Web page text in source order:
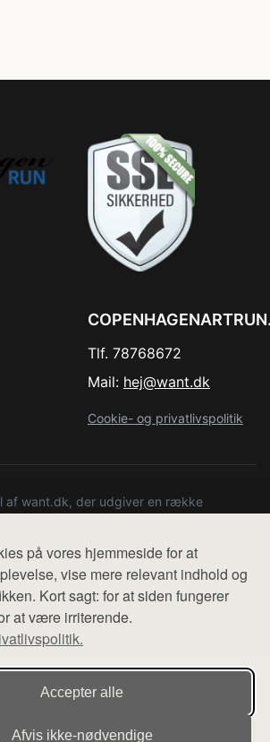
på vores hjemmeside for at
vise mere relevant indhold og
Kort sagt: for at siden fungerer
at være irriterende.
Accepter alle
Afvis ikke‑nødvendige
Tlf. 78768672
Mail: hej@want.dk
Cookie- og privatlivspolitik
af want.dk, der udgiver en række
af forskellige produkter fra
sælges ikke varer fra denne side - vi
som sælger varen. Vi har heller ikke
Alle rettigheder forbeholdes.